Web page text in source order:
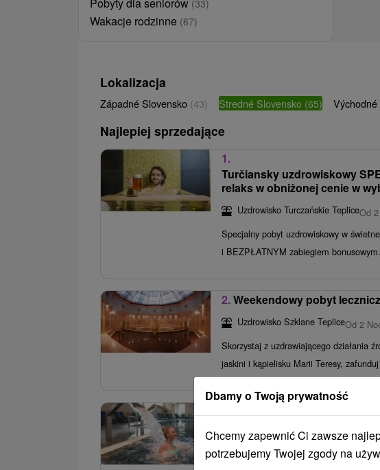
(33)
Wakacje rodzinne (67)
Lokalizacja
Západné Slovensko (43) Stredné Slovensko (65)
Najlepiej sprzedające
1.
Turčiansky uzdrowiskowy
relaks w obniżonej cenie w
Uzdrowisko Turczańskie TepliceOd
Specjalny pobyt uzdrowiskowy w
i BEZPŁATNYM zabiegiem bonusowym.
2.Weekendowy pobyt
Uzdrowisko Szklane TepliceOd 2
Skorzystaj z uzdrawiającego działania
jaskini i kąpielisku Marii Teresy,
3.
świata basenów i saun
Hotel Hviezda★★ ★ Dudince
Dbamy o Twoją prywatność
Chcemy zapewnić Ci zawsze
potrzebujemy Twojej zgody na